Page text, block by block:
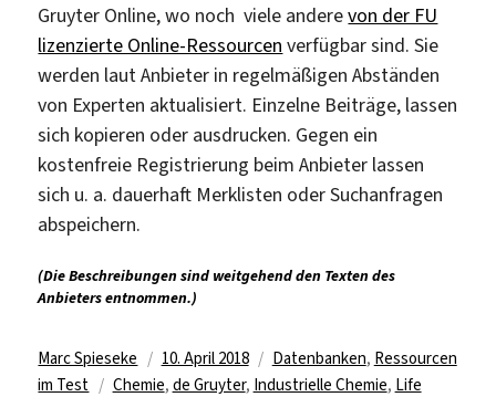
Gruyter Online, wo noch viele anderevon der FU
lizenzierte Online-Ressourcen verfügbar sind. Sie
werden laut Anbieter in regelmäßigen Abständen
von Experten aktualisiert. Einzelne Beiträge, lassen
sich kopieren oder ausdrucken. Gegen ein
kostenfreie Registrierung beim Anbieter lassen
sich u. a. dauerhaft Merklisten oder Suchanfragen
abspeichern.
(Die Beschreibungen sind weitgehend den Texten des
Anbieters entnommen.)
Autor
Marc Spieseke
Veröffentlicht
am
10. April 2018 Kategorien
Datenbanken, Ressourcen
im Test
Schlagwörter
Chemie, de Gruyter, Industrielle Chemie, Life